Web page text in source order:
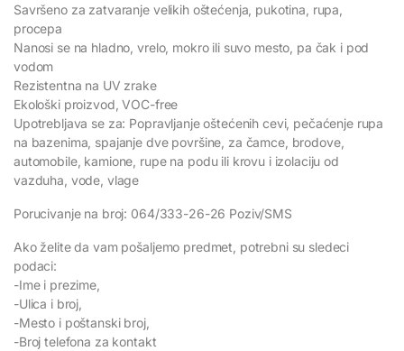
Savršeno za zatvaranje velikih oštećenja, pukotina, rupa,
procepa
Nanosi se na hladno, vrelo, mokro ili suvo mesto, pa čak i pod
vodom
Rezistentna na UV zrake
Ekološki proizvod, VOC-free
Upotrebljava se za: Popravljanje oštećenih cevi, pečaćenje rupa
na bazenima, spajanje dve površine, za čamce, brodove,
automobile, kamione, rupe na podu ili krovu i izolaciju od
vazduha, vode, vlage
Porucivanje na broj: 064/333-26-26 Poziv/SMS
Ako želite da vam pošaljemo predmet, potrebni su sledeci
podaci:
-Ime i prezime,
-Ulica i broj,
-Mesto i poštanski broj,
-Broj telefona za kontakt